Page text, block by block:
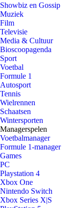
Showbiz en Gossip
Muziek
Film
Televisie
Media & Cultuur
Bioscoopagenda
Sport
Voetbal
Formule 1
Autosport
Tennis
Wielrennen
Schaatsen
Wintersporten
Managerspelen
Voetbalmanager
Formule 1-manager
Games
PC
Playstation 4
Xbox One
Nintendo Switch
Xbox Series X|S